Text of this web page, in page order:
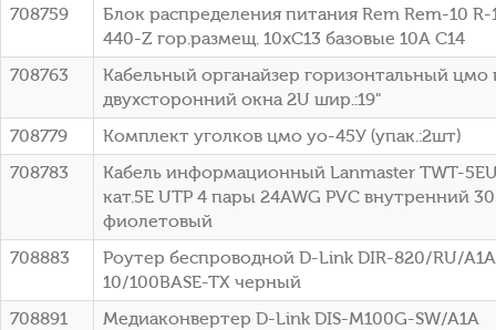
708759
Блок распределения питания Rem Rem-10
440-Z гор.размещ. 10xC13 базовые 10A C14
708763
Кабельный органайзер горизонтальный цмо
двухсторонний окна 2U шир.:19"
708779
Комплект уголков цмо уо-45У (упак.:2шт)
708783
Кабель информационный Lanmaster TWT-
кат.5E UTP 4 пары 24AWG PVC внутренний
фиолетовый
708883
Роутер беспроводной D-Link DIR-820/RU/
10/100BASE-TX черный
708891
Медиаконвертер D-Link DIS-M100G-SW/A1A